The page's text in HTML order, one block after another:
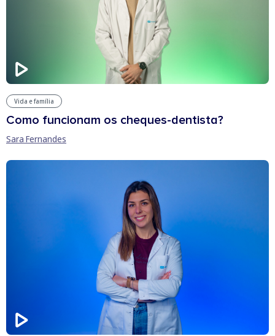
Vida e família
Como funcionam os cheques-dentista?
Sara Fernandes